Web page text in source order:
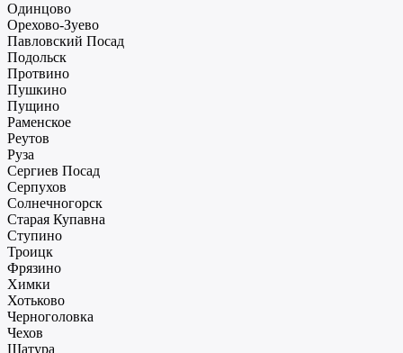
Одинцово
Орехово-Зуево
Павловский Посад
Подольск
Протвино
Пушкино
Пущино
Раменское
Реутов
Руза
Сергиев Посад
Серпухов
Солнечногорск
Старая Купавна
Ступино
Троицк
Фрязино
Химки
Хотьково
Черноголовка
Чехов
Шатура